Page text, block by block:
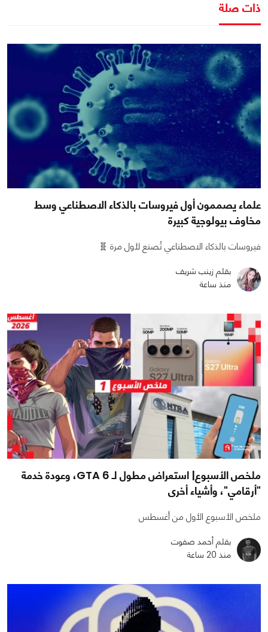
ذات صلة
علماء يصممون أول فيروسات بالذكاء الاصطناعي وسط
مخاوف بيولوجية كبيرة
فيروسات بالذكاء الاصطناعي تُصنع لأول مرة 🧬
بقلم زينب شريف
منذ ساعة
ملخص الأسبوع| استعراض مطول لـ GTA 6، وعودة خدمة
"أرقامي"، وأشياء أخرى
ملخص الأسبوع الأول من أغسطس
بقلم أحمد صفوت
منذ 20 ساعة